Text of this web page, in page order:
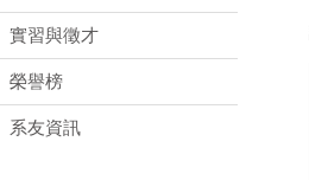
實習與徵才
榮譽榜
系友資訊